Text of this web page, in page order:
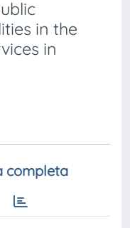
in the
in
completa